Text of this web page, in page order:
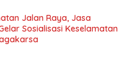
Jalan Raya, Jasa
Sosialisasi Keselamatan